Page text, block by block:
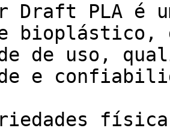
Draft PLA é
bioplástico,
de uso,
e